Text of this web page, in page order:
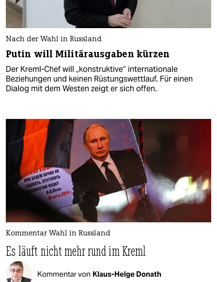
Nach der Wahl in Russland
Putin will Militärausgaben kürzen
Der Kreml-Chef will „konstruktive“ internationale
Beziehungen und keinen Rüstungswettlauf. Für einen
Dialog mit dem Westen zeigt er sich offen.
Kommentar Wahl in Russland
Es läuft nicht mehr rund im Kreml
Kommentar von Klaus-Helge Donath